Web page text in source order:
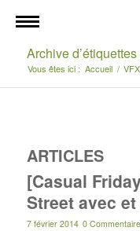
Archive
Vous êtes ici : Accueil / VFX
ARTICLES
[Casual
Street avec
7 février 2014 0